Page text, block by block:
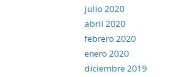
julio 2020
abril 2020
febrero 2020
enero 2020
diciembre 2019